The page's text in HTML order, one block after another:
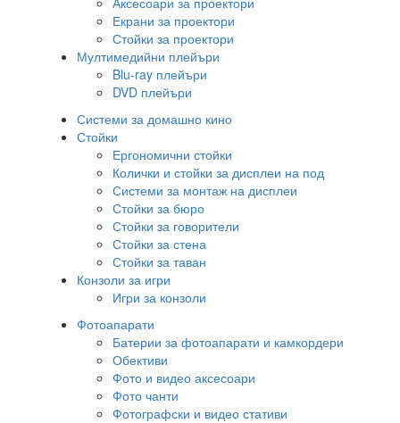
Екрани за проектори
Стойки за проектори
Мултимедийни плейъри
Blu-ray плейъри
DVD плейъри
Системи за домашно кино
Стойки
Ергономични стойки
Колички и стойки за дисплеи на под
Системи за монтаж на дисплеи
Стойки за бюро
Стойки за говорители
Стойки за стена
Стойки за таван
Конзоли за игри
Игри за конзоли
Фотоапарати
Батерии за фотоапарати и камкордери
Обективи
Фото и видео аксесоари
Фото чанти
Фотографски и видео стативи